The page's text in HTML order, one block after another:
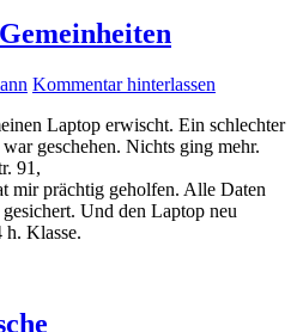
Kommentar hinterlassen
Laptop erwischt. Ein schlechter
geschehen. Nichts ging mehr.
91,
mir prächtig geholfen. Alle Daten
Und den Laptop neu
h. Klasse.